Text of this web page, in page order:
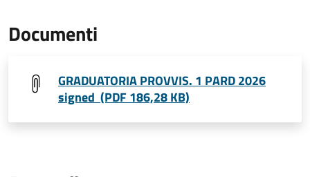
Documenti
GRADUATORIA PROVVIS. 1 PARD 2026
signed (PDF 186,28 KB)